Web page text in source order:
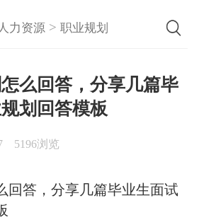
人力资源 >职业规划
么回答，分享几篇毕
划回答模板
5196浏览
回答，分享几篇毕业生面试